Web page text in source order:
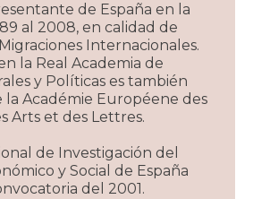
de España en la
al 2008, en calidad de
Internacionales.
la Real Academia de
y Políticas es también
la Académie Européene des
Arts et des Lettres.
de Investigación del
y Social de España
del 2001.